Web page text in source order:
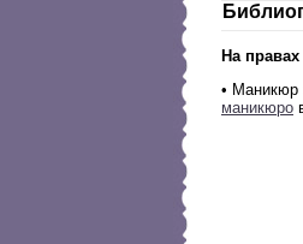
На
• Маникюр
маникюро